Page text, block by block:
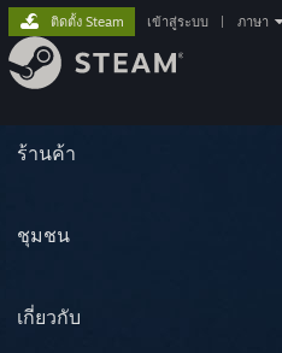
ร้านค้า
ชุมชน
เกี่ยวกับ
ติดตั้ง Steam เข้าสู่ระบบ ภาษา